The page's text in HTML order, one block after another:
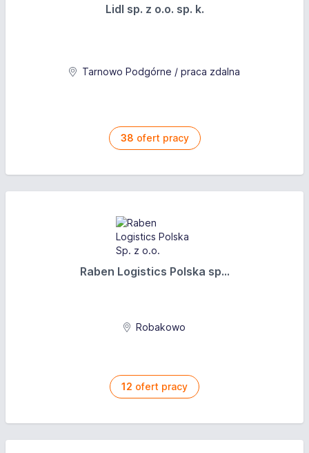
Lidl sp. z o.o. sp. k.
Tarnowo Podgórne / praca zdalna
38 ofert pracy
Raben Logistics Polska sp...
Robakowo
12 ofert pracy